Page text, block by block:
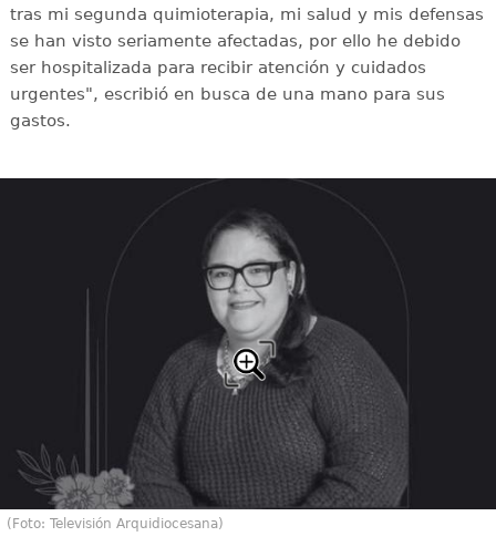
tras mi segunda quimioterapia, mi salud y mis defensas
se han visto seriamente afectadas, por ello he debido
ser hospitalizada para recibir atención y cuidados
urgentes", escribió en busca de una mano para sus
gastos.
(Foto: Televisión Arquidiocesana)